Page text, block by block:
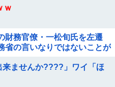
ｗ
財務官僚・一松旬氏を左遷
省の言いなりではないことが
ませんか????」ワイ「ほ